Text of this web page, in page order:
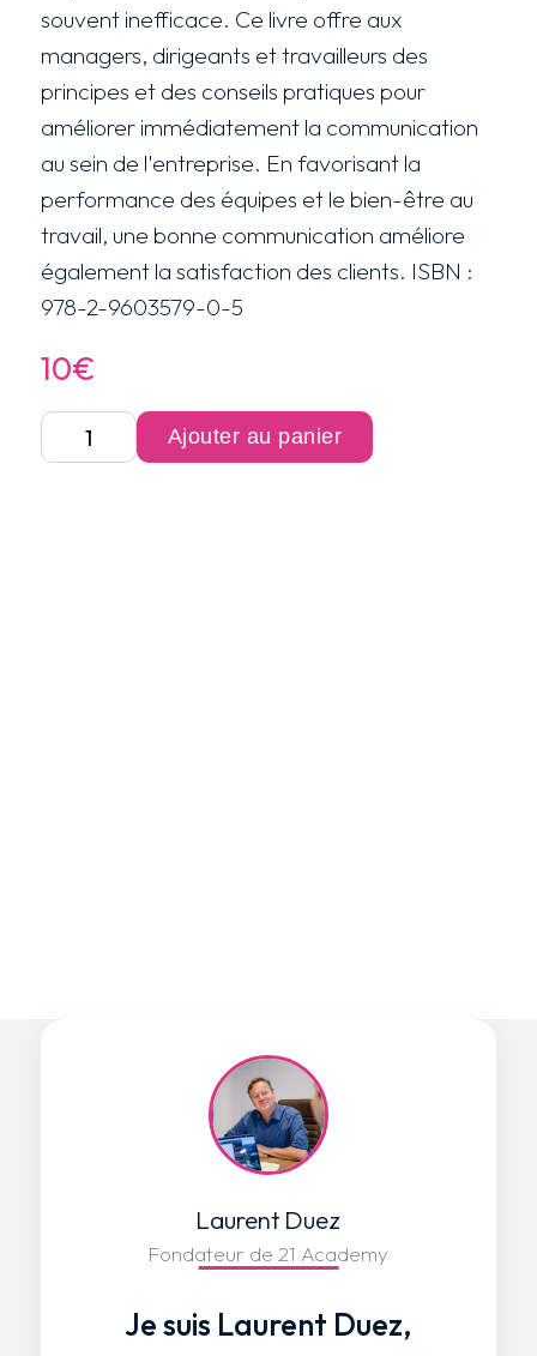
souvent inefficace. Ce livre offre aux
managers, dirigeants et travailleurs des
principes et des conseils pratiques pour
améliorer immédiatement la communication
au sein de l'entreprise. En favorisant la
performance des équipes et le bien-être au
travail, une bonne communication améliore
également la satisfaction des clients. ISBN :
978-2-9603579-0-5
10€
quantité
La
Ajouter au panier
Laurent Duez
Fondateur de 21 Academy
Je suis Laurent Duez,